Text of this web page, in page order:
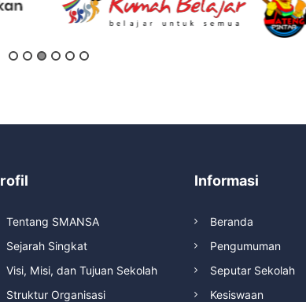
Profil
Tentang SMANSA
Sejarah Singkat
Visi, Misi, dan Tujuan Sekolah
Struktur Organisasi
Informasi
Beranda
Pengumuman
Seputar Sekolah
Kesiswaan